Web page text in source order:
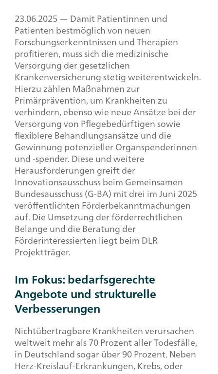
23.06.2025 — Damit Patientinnen und
Patienten bestmöglich von neuen
Forschungserkenntnissen und Therapien
profitieren, muss sich die medizinische
Versorgung der gesetzlichen
Krankenversicherung stetig weiterentwickeln.
Hierzu zählen Maßnahmen zur
Primärprävention, um Krankheiten zu
verhindern, ebenso wie neue Ansätze bei der
Versorgung von Pflegebedürftigen sowie
flexiblere Behandlungsansätze und die
Gewinnung potenzieller Organspenderinnen
und -spender. Diese und weitere
Herausforderungen greift der
Innovationsausschuss beim Gemeinsamen
Bundesausschuss (G-BA) mit drei im Juni 2025
veröffentlichten Förderbekanntmachungen
auf. Die Umsetzung der förderrechtlichen
Belange und die Beratung der
Förderinteressierten liegt beim DLR
Projektträger.
Im Fokus: bedarfsgerechte
Angebote und strukturelle
Verbesserungen
Nichtübertragbare Krankheiten verursachen
weltweit mehr als 70 Prozent aller Todesfälle,
in Deutschland sogar über 90 Prozent. Neben
Herz-Kreislauf-Erkrankungen, Krebs, oder